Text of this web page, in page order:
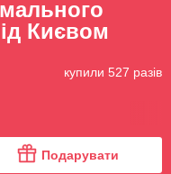
Києвом
купили 527 разів
Подарувати